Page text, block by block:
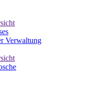
Verwaltung